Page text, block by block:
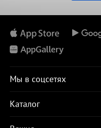
Мы в соцсетях
Каталог